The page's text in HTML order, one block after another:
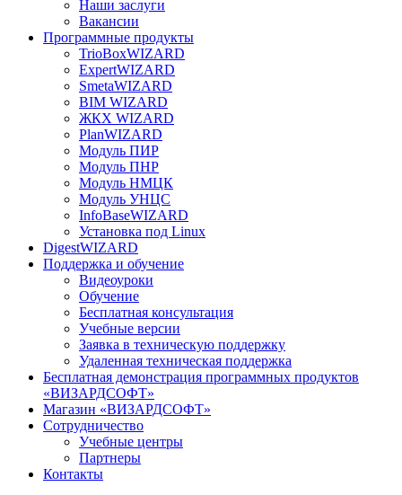
Наши заслуги
Вакансии
Программные продукты
TrioBoxWIZARD
ExpertWIZARD
SmetaWIZARD
BIM WIZARD
ЖКХ WIZARD
PlanWIZARD
Модуль ПИР
Модуль ПНР
Модуль НМЦК
Модуль УНЦС
InfoBaseWIZARD
Установка под Linux
DigestWIZARD
Поддержка и обучение
Видеоуроки
Обучение
Бесплатная консультация
Учебные версии
Заявка в техническую поддержку
Удаленная техническая поддержка
Бесплатная демонстрация программных продуктов
«ВИЗАРДСОФТ»
Магазин «ВИЗАРДСОФТ»
Сотрудничество
Учебные центры
Партнеры
Контакты